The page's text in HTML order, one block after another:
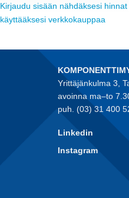
Kirjaudu sisään nähdäksesi hinnat
käyttääksesi verkkokauppaa
Yrittäjänkulma 3,
avoinna ma–to
puh. (03) 31 400
Linkedin
Instagram